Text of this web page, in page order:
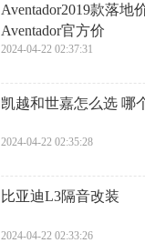
​Aventador2019款落地
Aventador官方价
2024-04-22 02:37:31
凯越和世嘉怎么选 哪
2024-04-22 02:35:28
​比亚迪L3隔音改装
2024-04-22 02:33:26